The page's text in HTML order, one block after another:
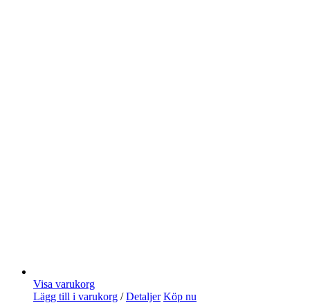
Visa varukorg
Lägg till i varukorg / Detaljer Köp nu